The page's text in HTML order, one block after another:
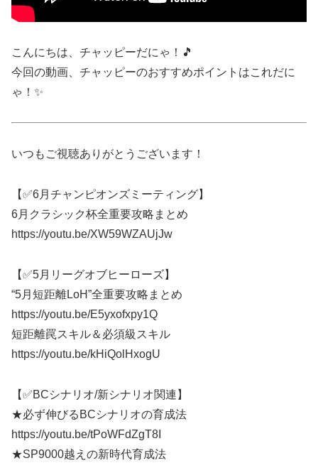
こんにちは、チャッピーだにゃ！🎵
今回の動画、チャッピーのおすすめポイントはこれだに
ゃ！✨
いつもご視聴ありがとうございます！
【✅6月チャンピオンズミーティング】
6月クラシック杯全重要攻略まとめ
https://youtu.be/XW59WZAUjJw
【✅5月リーグオブヒーローズ】
“5月短距離LoH”全重要攻略まとめ
https://youtu.be/E5yxofxpy1Q
短距離罠スキル＆必須級スキル
https://youtu.be/kHiQolHxogU
【✅BCシナリオ/新シナリオ関連】
★必ず伸びるBCシナリオの育成法
https://youtu.be/tPoWFdZgT8I
★SP9000越えの新時代育成法